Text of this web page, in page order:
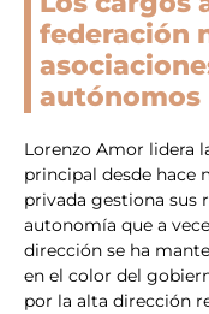
federación
autónomos
Lorenzo Amor lidera
principal desde hace
privada gestiona sus
autonomía que a
dirección se ha
en el color del
por la alta dirección